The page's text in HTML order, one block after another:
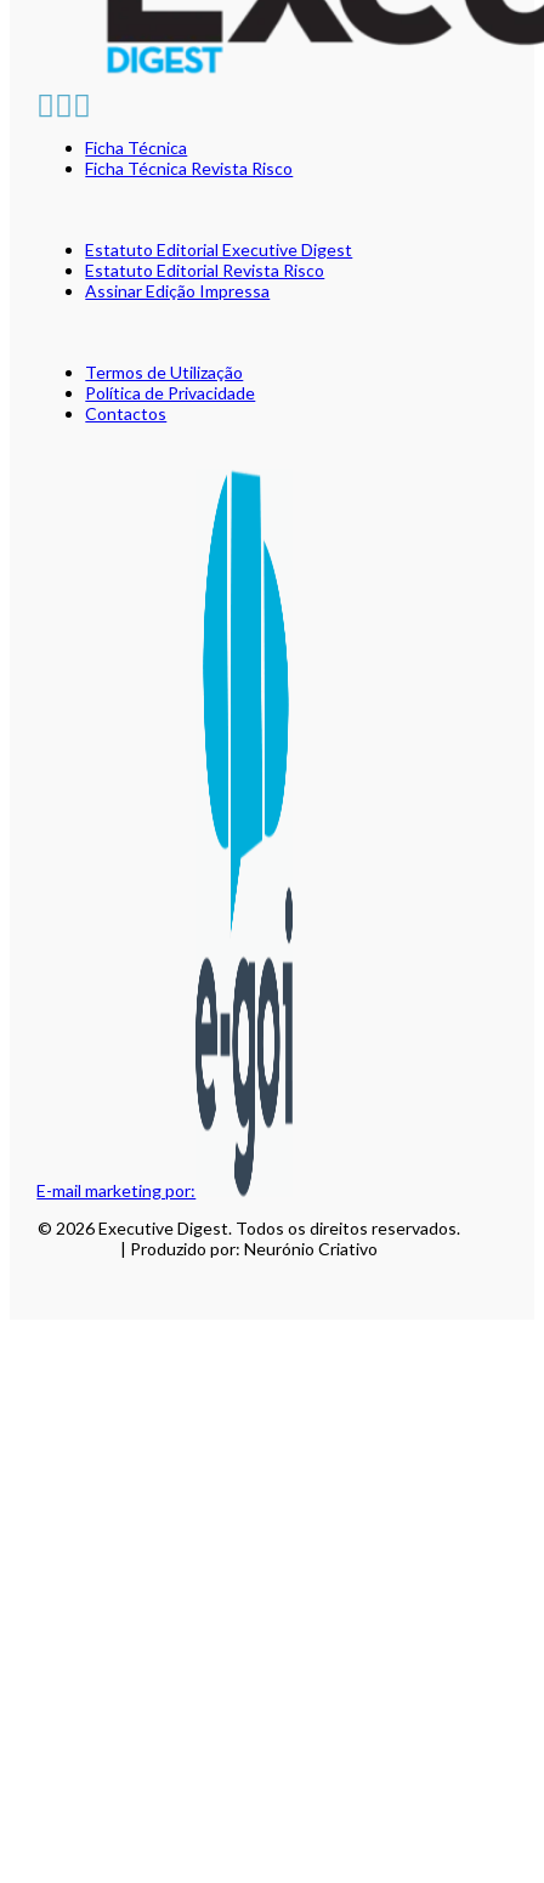
E-mail marketing por:
Ficha Técnica
Ficha Técnica Revista Risco
Estatuto Editorial Executive Digest
Estatuto Editorial Revista Risco
Assinar Edição Impressa
Termos de Utilização
Política de Privacidade
Contactos
© 2026 Executive Digest. Todos os direitos reservados.
| Produzido por: Neurónio Criativo